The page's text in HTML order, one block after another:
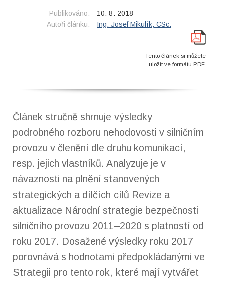
Publikováno:
10. 8. 2018
Autoři článku:
Ing. Josef Mikulík, CSc.
Tento článek si můžete
uložit ve formátu PDF.
Článek stručně shrnuje výsledky
podrobného rozboru nehodovosti v silničním
provozu v členění dle druhu komunikací,
resp. jejich vlastníků. Analyzuje je v
návaznosti na plnění stanovených
strategických a dílčích cílů Revize a
aktualizace Národní strategie bezpečnosti
silničního provozu 2011–2020 s platností od
roku 2017. Dosažené výsledky roku 2017
porovnává s hodnotami předpokládanými ve
Strategii pro tento rok, které mají vytvářet